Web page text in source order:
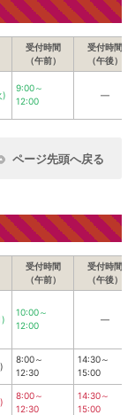
受付時間
（午前）
受付時間
（午後）
)
9:00～
12:00
―
ページ先頭へ戻る
受付時間
（午前）
受付時間
（午後）
)
10:00～
12:00
―
8:00～
12:30
14:30～
15:00
8:00～
12:30
14:30～
15:00